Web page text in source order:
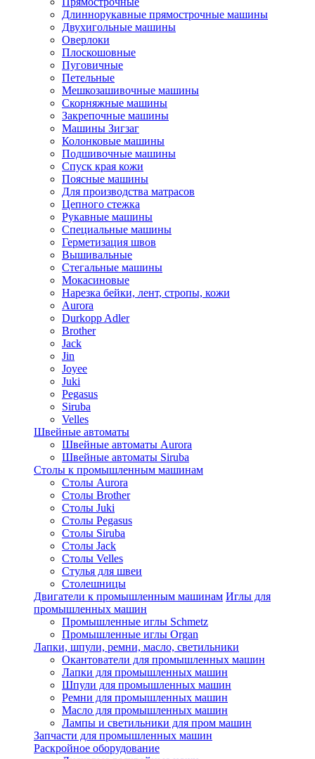
Длиннорукавные прямострочные машины
Двухигольные машины
Оверлоки
Плоскошовные
Пуговичные
Петельные
Мешкозашивочные машины
Скорняжные машины
Закрепочные машины
Машины Зигзаг
Колонковые машины
Подшивочные машины
Спуск края кожи
Поясные машины
Для производства матрасов
Цепного стежка
Рукавные машины
Специальные машины
Герметизация швов
Вышивальные
Стегальные машины
Мокасиновые
Нарезка бейки, лент, стропы, кожи
Aurora
Durkopp Adler
Brother
Jack
Jin
Joyee
Juki
Pegasus
Siruba
Velles
Швейные автоматы
Швейные автоматы Aurora
Швейные автоматы Siruba
Столы к промышленным машинам
Столы Aurora
Столы Brother
Столы Juki
Столы Pegasus
Столы Siruba
Столы Jack
Столы Velles
Стулья для швеи
Столешницы
Двигатели к промышленным машинам Иглы для
промышленных машин
Промышленные иглы Schmetz
Промышленные иглы Organ
Лапки, шпули, ремни, масло, светильники
Окантователи для промышленных машин
Лапки для промышленных машин
Шпули для промышленных машин
Ремни для промышленных машин
Масло для промышленных машин
Лампы и светильники для пром машин
Запчасти для промышленных машин
Раскройное оборудование